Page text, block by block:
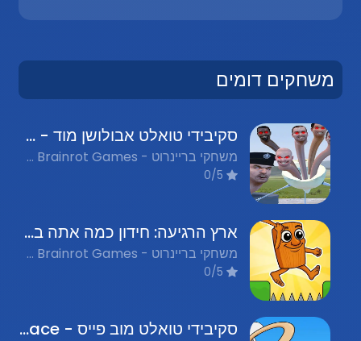
משחקים דומים
סקיבידי טואלט אבולושן מוד - Skibidi Toilet Evolution Mod
משחקי בריינרוט - Italian Brainrot Games, משחקי קרב - Battle Games, משחקי רובוטים - Robot Games, משחקים מצחיקים - Funny Games
ארץ הרגיעה: חידון כמה אתה באמת מכיר את בריינרוט - Relax Land: Mini Challenge Game
משחקי בריינרוט - Italian Brainrot Games, משחקי קז'ואל - Casual Games, משחקים מצחיקים - Funny Games, אתגרי חשיבה ופתרון חידות - Puzzle & Logic
סקיבידי טואלט מוב פייס - Skibidi Toilet Move Face